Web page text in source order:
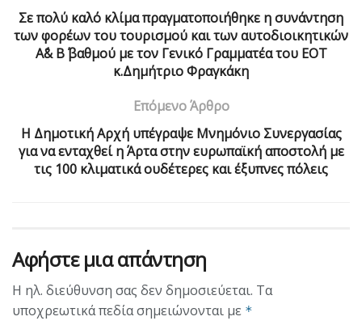
Σε πολύ καλό κλίμα πραγματοποιήθηκε η συνάντηση
των φορέων του τουρισμού και των αυτοδιοικητικών
Α΄& Β΄ βαθμού με τον Γενικό Γραμματέα του ΕΟΤ
κ.Δημήτριο Φραγκάκη
Επόμενο Άρθρο
Η Δημοτική Αρχή υπέγραψε Μνημόνιο Συνεργασίας
για να ενταχθεί η Άρτα στην ευρωπαϊκή αποστολή με
τις 100 κλιματικά ουδέτερες και έξυπνες πόλεις
Αφήστε μια απάντηση
Η ηλ. διεύθυνση σας δεν δημοσιεύεται. Τα
υποχρεωτικά πεδία σημειώνονται με *